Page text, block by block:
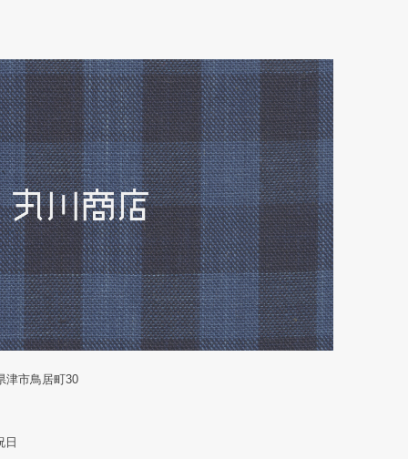
市鳥居町30
日